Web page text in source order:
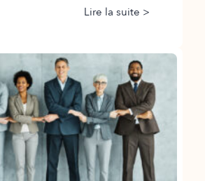
Lire la suite >